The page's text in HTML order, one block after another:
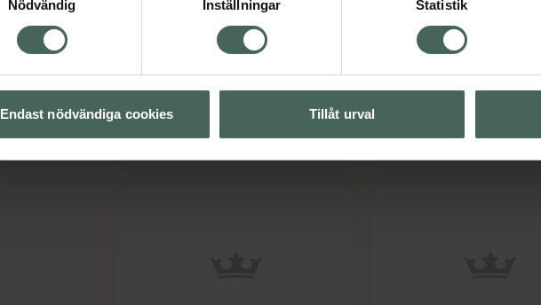
Nödvändig
Inställningar Statistik
Endast nödvändiga cookies Tillåt urval
Pris online
79 kr
KöpEstrid Travel Case Onyx, 79 kr.
burkar 4 st
Pris online
38,90 kr
Köp